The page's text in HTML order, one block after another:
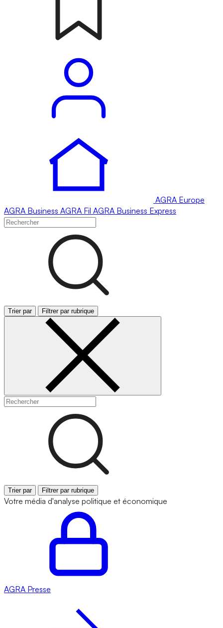
AGRA Europe
AGRA Business AGRA Fil AGRA Business Express
Trier par Filtrer par rubrique
Trier par Filtrer par rubrique
Votre média d'analyse politique et économique
AGRA Presse